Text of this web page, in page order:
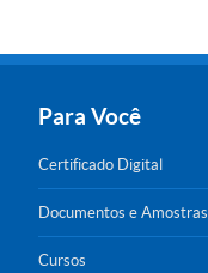
Para Você
Certificado Digital
Documentos e Amostras
Cursos